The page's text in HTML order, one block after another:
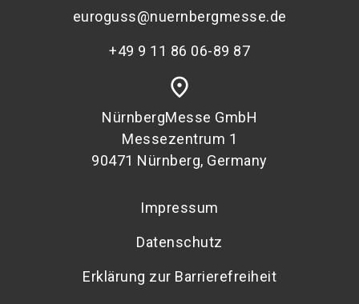
euroguss@nuernbergmesse.de
+49 9 11 86 06-89 87
place
NürnbergMesse GmbH
Messezentrum 1
90471 Nürnberg, Germany
Impressum
Datenschutz
Erklärung zur Barrierefreiheit